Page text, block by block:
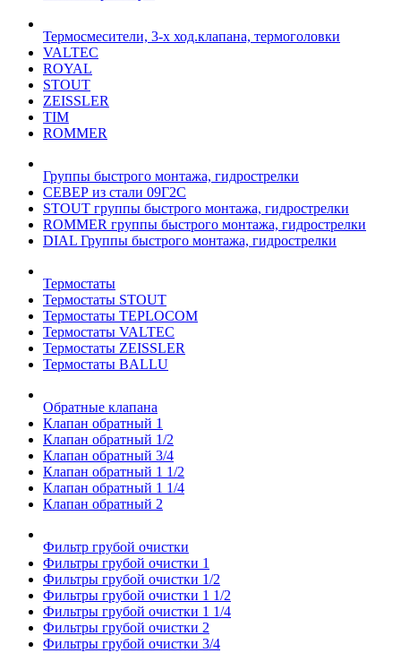
Термосмесители, 3-х ход.клапана, термоголовки
VALTEC
ROYAL
STOUT
ZEISSLER
TIM
ROMMER
Группы быстрого монтажа, гидрострелки
СЕВЕР из стали 09Г2С
STOUT группы быстрого монтажа, гидрострелки
ROMMER группы быстрого монтажа, гидрострелки
DIAL Группы быстрого монтажа, гидрострелки
Термостаты
Термостаты STOUT
Термостаты TEPLOCOM
Термостаты VALTEC
Термостаты ZEISSLER
Термостаты BALLU
Обратные клапана
Клапан обратный 1
Клапан обратный 1/2
Клапан обратный 3/4
Клапан обратный 1 1/2
Клапан обратный 1 1/4
Клапан обратный 2
Фильтр грубой очистки
Фильтры грубой очистки 1
Фильтры грубой очистки 1/2
Фильтры грубой очистки 1 1/2
Фильтры грубой очистки 1 1/4
Фильтры грубой очистки 2
Фильтры грубой очистки 3/4